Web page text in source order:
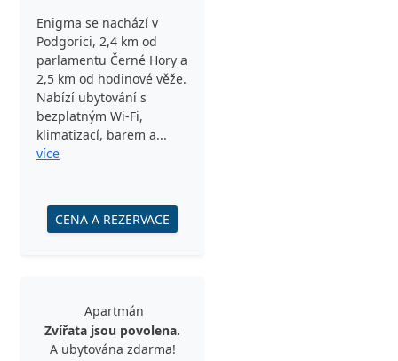
Enigma se nachází v
Podgorici, 2,4 km od
parlamentu Černé Hory a
2,5 km od hodinové věže.
Nabízí ubytování s
bezplatným Wi-Fi,
klimatizací, barem a...
více
CENA A REZERVACE
Apartmán
Zvířata jsou povolena.
A ubytována zdarma!